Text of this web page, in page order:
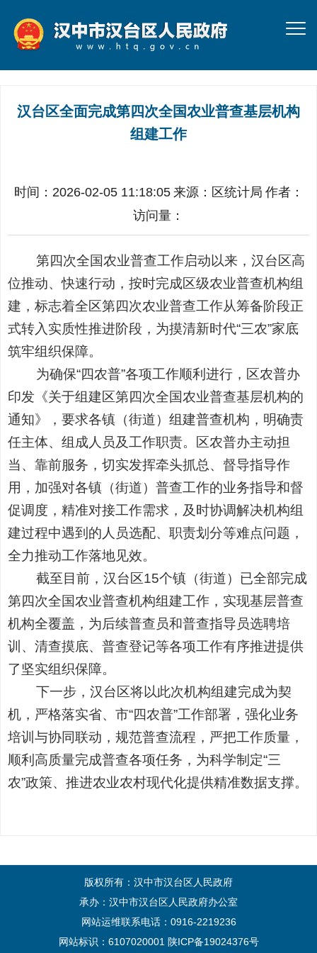
汉台区全面完成第四次全国农业普查基层机构
组建工作
时间：2026-02-05 11:18:05 来源： 区统计局 作者：
访问量：
第四次全国农业普查工作启动以来，汉台区高
位推动、快速行动，按时完成区级农业普查机构组
建，标志着全区第四次农业普查工作从筹备阶段正
式转入实质性推进阶段，为摸清新时代“三农”家底
筑牢组织保障。
为确保“四农普”各项工作顺利进行，区农普办
印发《关于组建区第四次全国农业普查基层机构的
通知》，要求各镇（街道）组建普查机构，明确责
任主体、组成人员及工作职责。区农普办主动担
当、靠前服务，切实发挥牵头抓总、督导指导作
用，加强对各镇（街道）普查工作的业务指导和督
促调度，精准对接工作需求，及时协调解决机构组
建过程中遇到的人员选配、职责划分等难点问题，
全力推动工作落地见效。
截至目前，汉台区15个镇（街道）已全部完成
第四次全国农业普查机构组建工作，实现基层普查
机构全覆盖，为后续普查员和普查指导员选聘培
训、清查摸底、普查登记等各项工作有序推进提供
了坚实组织保障。
下一步，汉台区将以此次机构组建完成为契
机，严格落实省、市“四农普”工作部署，强化业务
培训与协同联动，规范普查流程，严把工作质量，
顺利高质量完成普查各项任务，为科学制定“三
农”政策、推进农业农村现代化提供精准数据支撑。
版权所有：汉中市汉台区人民政府
承办：汉中市汉台区人民政府办公室
网站运维联系电话：0916-2219236
网站标识：6107020001 陕ICP备19024376号